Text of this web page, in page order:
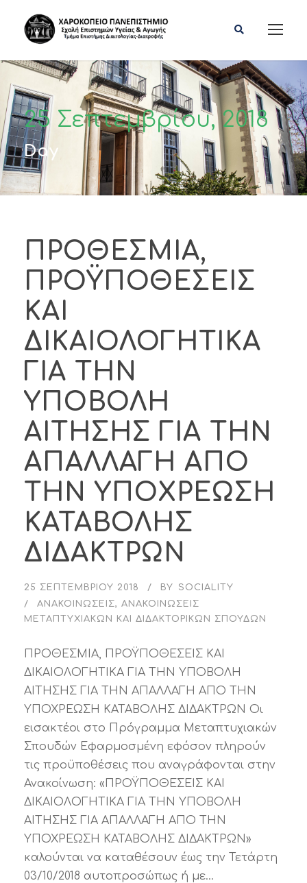
25 Σεπτεμβρίου, 2018
Day
ΠΡΟΘΕΣΜΙΑ,
ΠΡΟΫΠΟΘΕΣΕΙΣ
ΚΑΙ
ΔΙΚΑΙΟΛΟΓΗΤΙΚΑ
ΓΙΑ ΤΗΝ
ΥΠΟΒΟΛΗ
ΑΙΤΗΣΗΣ ΓΙΑ ΤΗΝ
ΑΠΑΛΛΑΓΗ ΑΠΟ
ΤΗΝ ΥΠΟΧΡΕΩΣΗ
ΚΑΤΑΒΟΛΗΣ
ΔΙΔΑΚΤΡΩΝ
25 ΣΕΠΤΕΜΒΡΊΟΥ 2018 BY
SOCIALITY
ΑΝΑΚΟΙΝΏΣΕΙΣ, ΑΝΑΚΟΙΝΏΣΕΙΣ
ΜΕΤΑΠΤΥΧΙΑΚΏΝ ΚΑΙ ΔΙΔΑΚΤΟΡΙΚΏΝ ΣΠΟΥΔΏΝ
ΠΡΟΘΕΣΜΙΑ, ΠΡΟΫΠΟΘΕΣΕΙΣ ΚΑΙ
ΔΙΚΑΙΟΛΟΓΗΤΙΚΑ ΓΙΑ ΤΗΝ ΥΠΟΒΟΛΗ
ΑΙΤΗΣΗΣ ΓΙΑ ΤΗΝ ΑΠΑΛΛΑΓΗ ΑΠΟ ΤΗΝ
ΥΠΟΧΡΕΩΣΗ ΚΑΤΑΒΟΛΗΣ ΔΙΔΑΚΤΡΩΝ Οι
εισακτέοι στο Πρόγραμμα Μεταπτυχιακών
Σπουδών Εφαρμοσμένη εφόσον πληρούν
τις προϋποθέσεις που αναγράφονται στην
Ανακοίνωση: «ΠΡΟΫΠΟΘΕΣΕΙΣ ΚΑΙ
ΔΙΚΑΙΟΛΟΓΗΤΙΚΑ ΓΙΑ ΤΗΝ ΥΠΟΒΟΛΗ
ΑΙΤΗΣΗΣ ΓΙΑ ΑΠΑΛΛΑΓΗ ΑΠΟ ΤΗΝ
ΥΠΟΧΡΕΩΣΗ ΚΑΤΑΒΟΛΗΣ ΔΙΔΑΚΤΡΩΝ»
καλούνται να καταθέσουν έως την Τετάρτη
03/10/2018 αυτοπροσώπως ή με...